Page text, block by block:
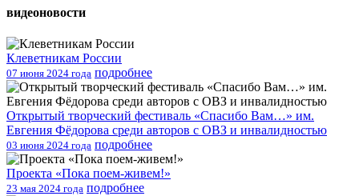
видеоновости
Клеветникам России
07 июня 2024 года подробнее
Открытый творческий фестиваль «Спасибо Вам…» им.
Евгения Фёдорова среди авторов с ОВЗ и инвалидностью
03 июня 2024 года подробнее
Проекта «Пока поем-живем!»
23 мая 2024 года подробнее